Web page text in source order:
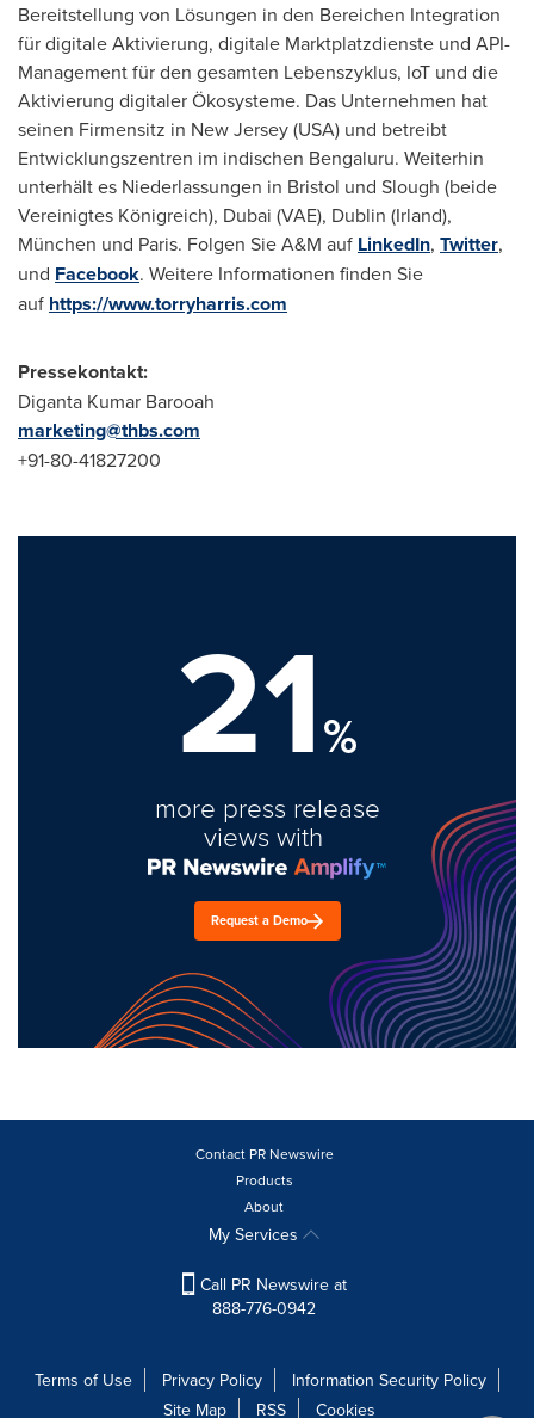
Bereitstellung von Lösungen in den Bereichen Integration
für digitale Aktivierung, digitale Marktplatzdienste und API-
Management für den gesamten Lebenszyklus, IoT und die
Aktivierung digitaler Ökosysteme. Das Unternehmen hat
seinen Firmensitz in New Jersey (USA) und betreibt
Entwicklungszentren im indischen Bengaluru. Weiterhin
unterhält es Niederlassungen in Bristol und Slough (beide
Vereinigtes Königreich), Dubai (VAE), Dublin (Irland),
München und Paris. Folgen Sie A&M auf LinkedIn, Twitter,
und Facebook. Weitere Informationen finden Sie
auf https://www.torryharris.com
Pressekontakt:
Diganta Kumar Barooah
marketing@thbs.com
+91-80-41827200
21%
more press release
views with
Request a Demo
Contact PR Newswire
Products
About
My Services
Call PR Newswire at
888-776-0942
Terms of Use Privacy Policy
Information Security Policy
Site Map
RSS Cookies